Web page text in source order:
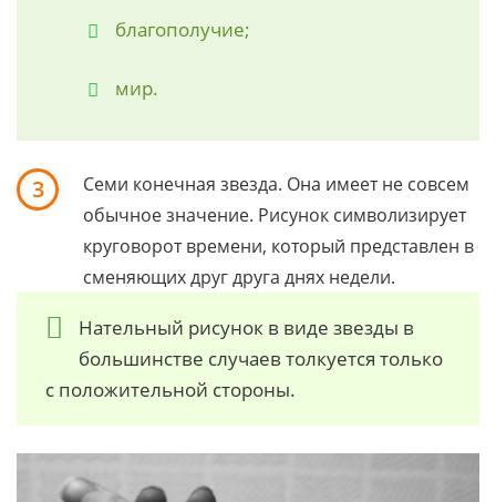
благополучие;
мир.
3
Семи конечная звезда. Она имеет не совсем
обычное значение. Рисунок символизирует
круговорот времени, который представлен в
сменяющих друг друга днях недели.
Нательный рисунок в виде звезды в
большинстве случаев толкуется только
с положительной стороны.